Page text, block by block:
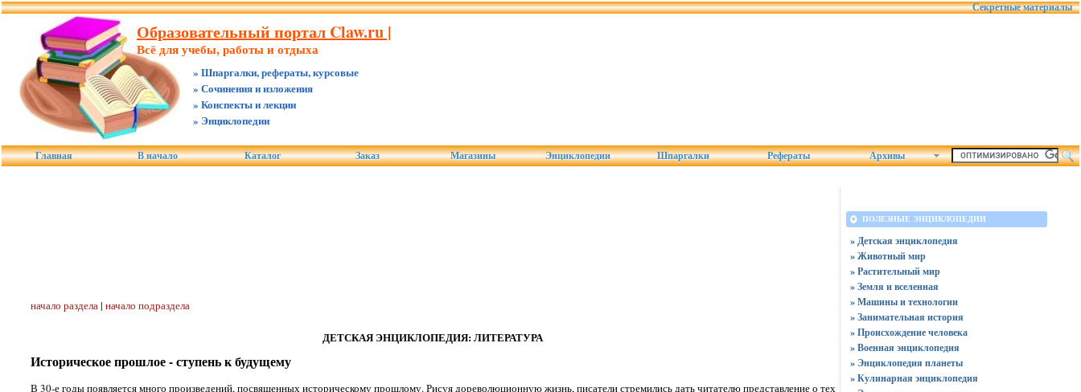
Секретные материалы
Образовательный портал Claw.ru |
Всё для учебы, работы и отдыха
» Шпаргалки, рефераты, курсовые
» Сочинения и изложения
» Конспекты и лекции
» Энциклопедии
Главная В начало Каталог Заказ Магазины Энциклопедии Шпаргалки Рефераты Архивы
начало раздела| начало подраздела
ДЕТСКАЯ ЭНЦИКЛОПЕДИЯ: ЛИТЕРАТУРА
Историческое прошлое - ступень к будущему
В 30-е годы появляется много произведений, посвященных историческому прошлому. Рисуя дореволюционную жизнь, писатели стремились дать читателю представление о тех
ПОЛЕЗНЫЕ ЭНЦИКЛОПЕДИИ
» Детская энциклопедия
» Животный мир
» Растительный мир
» Земля и вселенная
» Машины и технологии
» Занимательная история
» Происхождение человека
» Военная энциклопедия
» Энциклопедия планеты
» Кулинарная энциклопедия